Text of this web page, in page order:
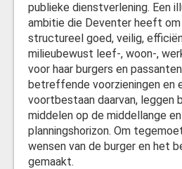
publieke dienstverlening. Een
ambitie die Deventer heeft
structureel goed, veilig,
milieubewust leef-, woon-,
voor haar burgers en
betreffende voorzieningen en
voortbestaan daarvan, leggen
middelen op de middellange
planningshorizon. Om
wensen van de burger en het
gemaakt.